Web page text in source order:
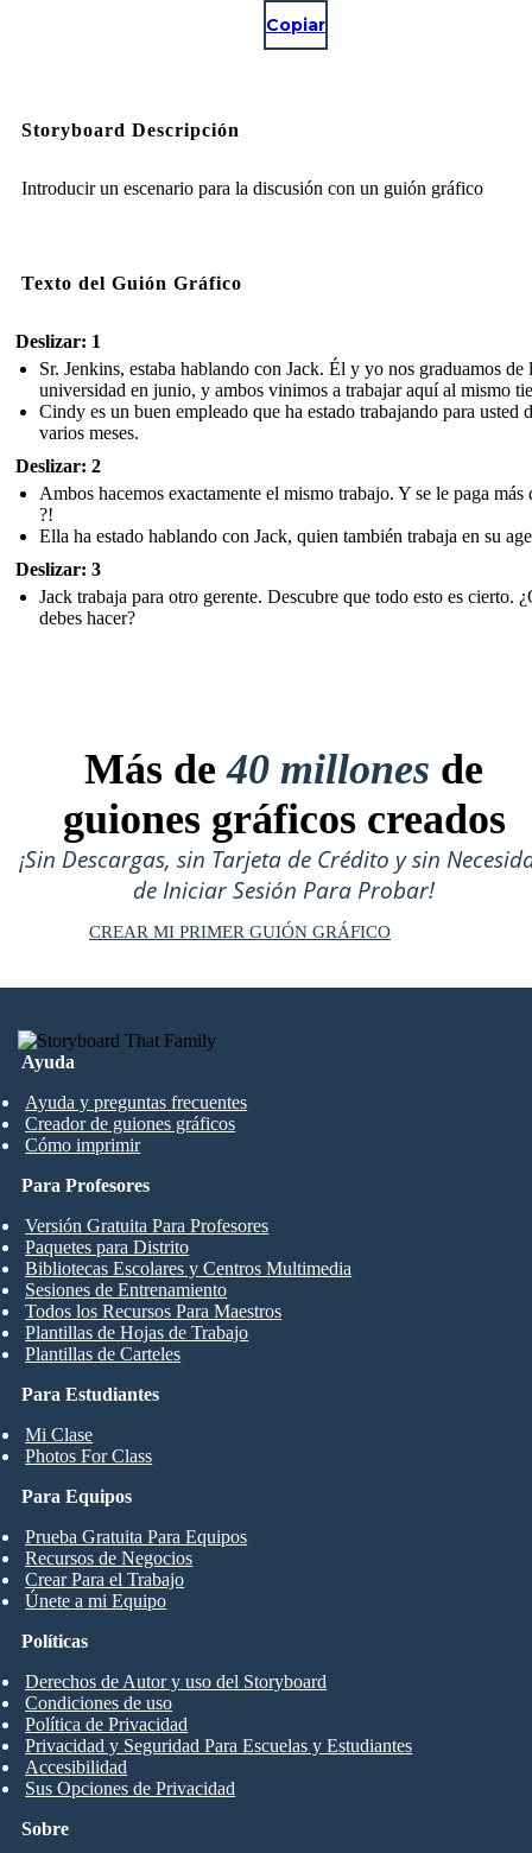
Copiar
Storyboard Descripción
Introducir un escenario para la discusión con un guión gráfico
Texto del Guión Gráfico
Deslizar: 1
Sr. Jenkins, estaba hablando con Jack. Él y yo nos graduamos de
universidad en junio, y ambos vinimos a trabajar aquí al mismo
Cindy es un buen empleado que ha estado trabajando para usted
varios meses.
Deslizar: 2
Ambos hacemos exactamente el mismo trabajo. Y se le paga más
?!
Ella ha estado hablando con Jack, quien también trabaja en su
Deslizar: 3
Jack trabaja para otro gerente. Descubre que todo esto es cierto.
debes hacer?
Más de40 millones de
guiones gráficos creados
¡Sin Descargas, sin Tarjeta de Crédito y sin
de Iniciar Sesión Para Probar!
CREAR MI PRIMER GUIÓN GRÁFICO
Ayuda
Ayuda y preguntas frecuentes
Creador de guiones gráficos
Cómo imprimir
Para Estudiantes
Mi Clase
Photos For Class
Para Profesores
Versión Gratuita Para Profesores
Paquetes para Distrito
Bibliotecas Escolares y Centros Multimedia
Sesiones de Entrenamiento
Todos los Recursos Para Maestros
Plantillas de Hojas de Trabajo
Plantillas de Carteles
Para Equipos
Prueba Gratuita Para Equipos
Recursos de Negocios
Crear Para el Trabajo
Únete a mi Equipo
Sobre
Políticas
Derechos de Autor y uso del Storyboard
Condiciones de uso
Política de Privacidad
Privacidad y Seguridad Para Escuelas y Estudiantes
Accesibilidad
Sus Opciones de Privacidad